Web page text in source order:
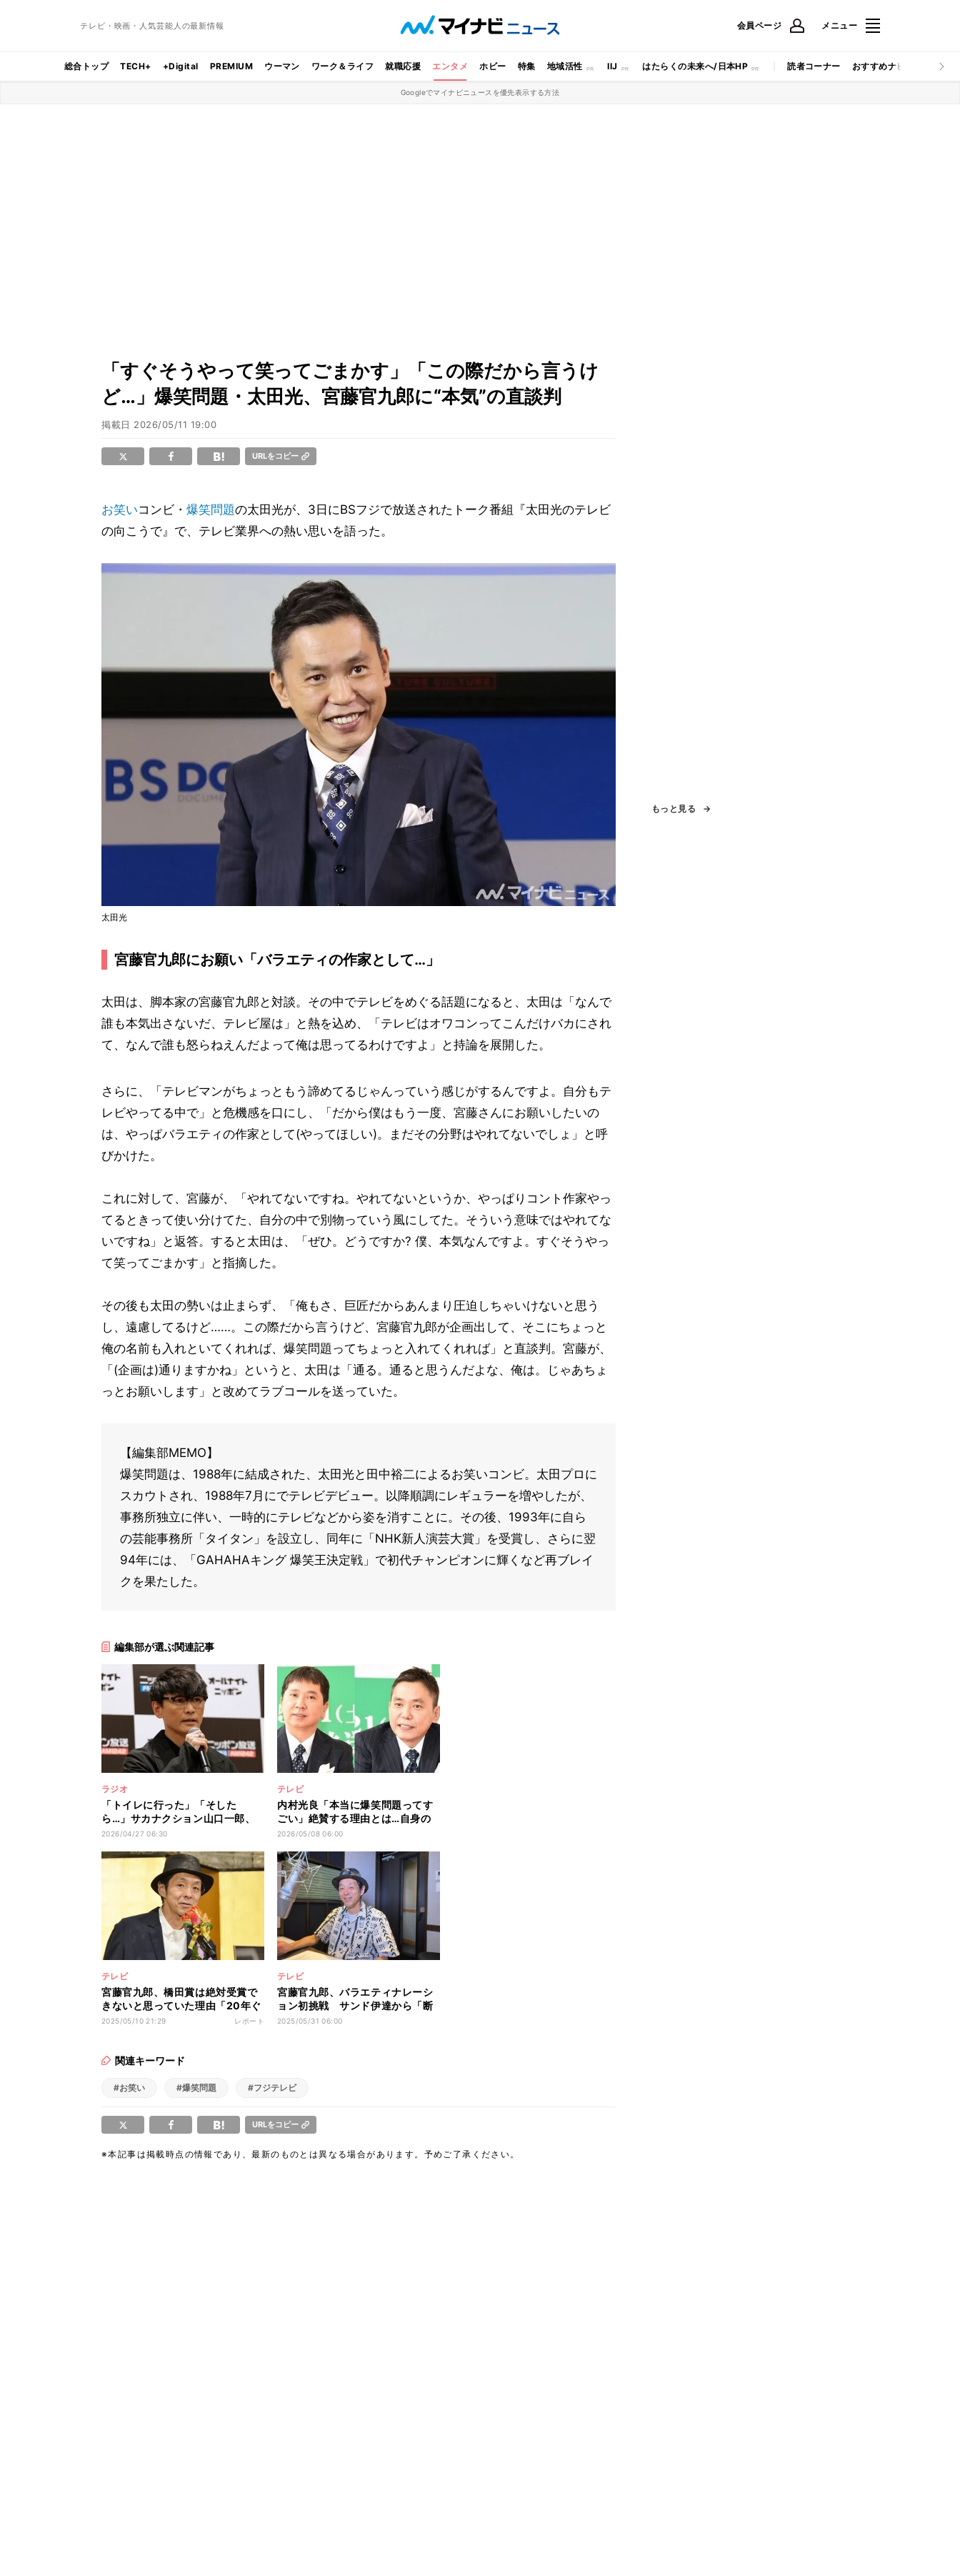
テレビ・映画・人気芸能人の最新情報 会員ページ メニュー
総合トップ TECH+ +Digital PREMIUM ウーマン ワーク＆ライフ 就職応援 エンタメ ホビー 特集 地域活性 IIJ はたらくの未来へ/日本HP 読者コーナー おすすめナビ マイナビ
Googleでマイナビニュースを優先表示する方法
「すぐそうやって笑ってごまかす」「この際だから言うけ
ど…」爆笑問題・太田光、宮藤官九郎に“本気”の直談判
掲載日 2026/05/11 19:00
URLをコピー
お笑いコンビ・ 爆笑問題の太田光が、3日にBSフジで放送されたトーク番組『太田光のテレビ
の向こうで』で、テレビ業界への熱い思いを語った。
太田光
宮藤官九郎にお願い「バラエティの作家として…」
太田は、脚本家の宮藤官九郎と対談。その中でテレビをめぐる話題になると、太田は「なんで
誰も本気出さないだ、テレビ屋は」と熱を込め、「テレビはオワコンってこんだけバカにされ
て、なんで誰も怒らねえんだよって俺は思ってるわけですよ」と持論を展開した。
さらに、「テレビマンがちょっともう諦めてるじゃんっていう感じがするんですよ。自分もテ
レビやってる中で」と危機感を口にし、「だから僕はもう一度、宮藤さんにお願いしたいの
は、やっぱバラエティの作家として(やってほしい)。まだその分野はやれてないでしょ」と呼
びかけた。
これに対して、宮藤が、「やれてないですね。やれてないというか、やっぱりコント作家やっ
てるときって使い分けてた、自分の中で別物っていう風にしてた。そういう意味ではやれてな
いですね」と返答。すると太田は、「ぜひ。どうですか? 僕、本気なんですよ。すぐそうやっ
て笑ってごまかす」と指摘した。
その後も太田の勢いは止まらず、「俺もさ、巨匠だからあんまり圧迫しちゃいけないと思う
し、遠慮してるけど……。この際だから言うけど、宮藤官九郎が企画出して、そこにちょっと
俺の名前も入れといてくれれば、爆笑問題ってちょっと入れてくれれば」と直談判。宮藤が、
「(企画は)通りますかね」というと、太田は「通る。通ると思うんだよな、俺は。じゃあちょ
っとお願いします」と改めてラブコールを送っていた。
【編集部MEMO】
爆笑問題は、1988年に結成された、太田光と田中裕二によるお笑いコンビ。太田プロに
スカウトされ、1988年7月にでテレビデビュー。以降順調にレギュラーを増やしたが、
事務所独立に伴い、一時的にテレビなどから姿を消すことに。その後、1993年に自ら
の芸能事務所「タイタン」を設立し、同年に「NHK新人演芸大賞」を受賞し、さらに翌
94年には、「GAHAHAキング 爆笑王決定戦」で初代チャンピオンに輝くなど再ブレイ
クを果たした。
編集部が選ぶ関連記事
ラジオ
「トイレに行った」「そした
ら…」サカナクション山口一郎、
爆笑問題・太田光との10年以上前
2026/04/27 06:30
テレビ
内村光良「本当に爆笑問題ってす
ごい」絶賛する理由とは…自身の
活動にも刺激「続けなきゃな」
2026/05/08 06:00
テレビ
宮藤官九郎、橋田賞は絶対受賞で
きないと思っていた理由「20年ぐ
らい前に…」
2025/05/10 21:29 レポート
テレビ
宮藤官九郎、バラエティナレーシ
ョン初挑戦 サンド伊達から「断
らないでくださいね」
2025/05/31 06:00
関連キーワード
#お笑い #爆笑問題 #フジテレビ
URLをコピー
※本記事は掲載時点の情報であり、最新のものとは異なる場合があります。予めご了承ください。
もっと見る